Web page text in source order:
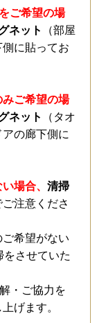
ご希望の場
ネット
（部屋
に貼ってお
ご希望の場
ネット
（タオ
の廊下側に
い場合、清掃
ご注意くださ
希望がない
させていた
・ご協力を
げます。